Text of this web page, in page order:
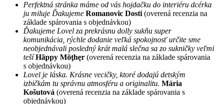
Perfektná stránka máme od vás hojdačku do interiéru dcérka
ju miluje Ďakujeme Romanovic Dosti (overená recenzia na
základe spárovania s objednávkou)
Ďakujeme Lovel za prekrásnu dolly sukňu super
komunikácia, rýchle dodanie veľká spokojnosť určite sme
neobjednávali posledný krát malá slečna sa zo sukničky veľmi
tešíHãppy Mõţhęr (overená recenzia na základe spárovania
s objednávkou)
Lovel je láska. Krásne vecičky, ktoré dodajú detským
izbičkám tu správnu atmosféru a originalitu. Mária
Košutová (overená recenzia na základe spárovania s
objednávkou)